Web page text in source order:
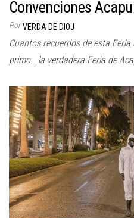
Convenciones
Por VERDA DE DIOJ
Cuantos recuerdos de esta
primo… la verdadera Feria de